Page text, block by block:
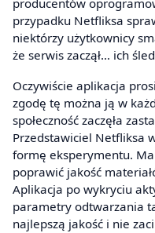
przypadku Netfliksa
niektórzy użytkownicy
że serwis zaczął… ich
Oczywiście aplikacja
zgodę tę można ją w
społeczność zaczęła
Przedstawiciel Netfliksa
formę eksperymentu.
poprawić jakość
Aplikacja po wykryciu
parametry odtwarzania
najlepszą jakość i nie